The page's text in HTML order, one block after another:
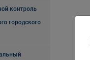
контроль
городского